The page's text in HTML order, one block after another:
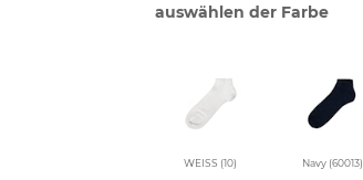
auswählen der Farbe
WEISS (10) Navy (60013)